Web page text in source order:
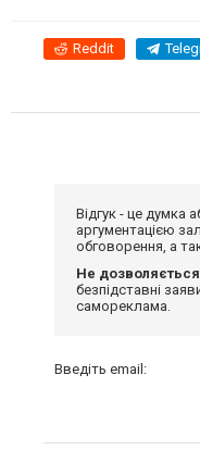
Reddit
Відгук - це думка
аргументацією
обговорення, а
Не
безпідставні
самореклама.
Введіть email: